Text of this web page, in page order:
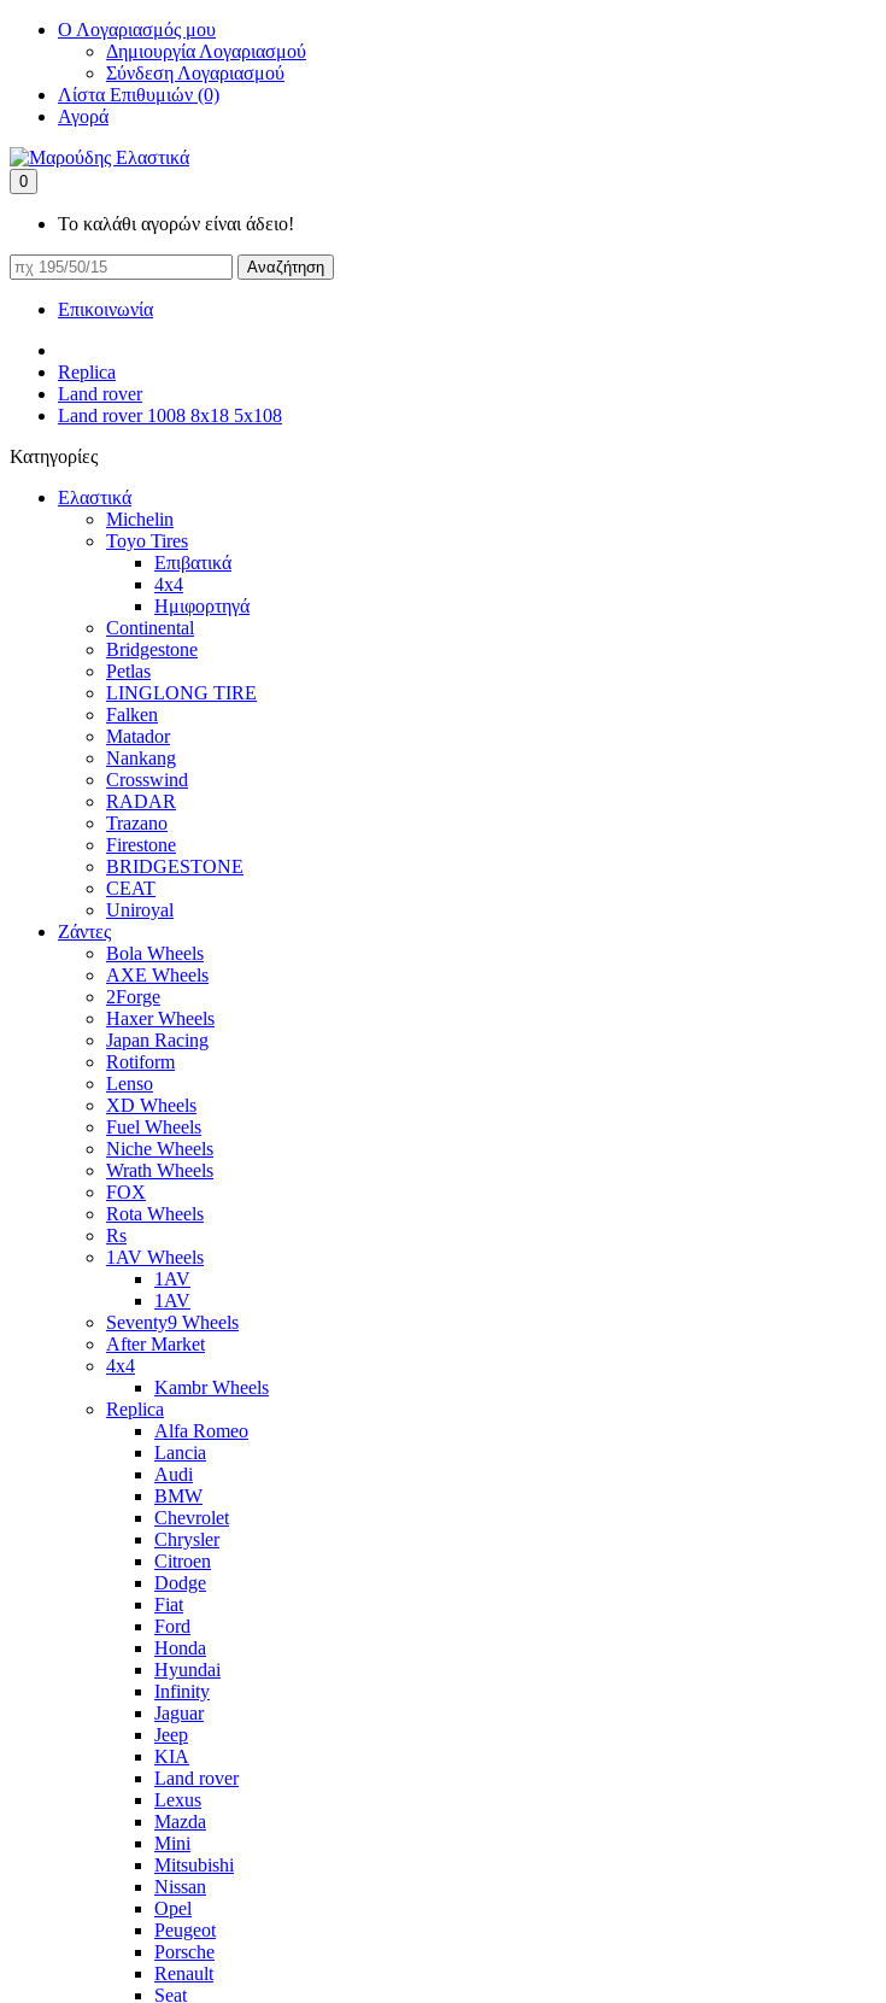
Ο Λογαριασμός μου
Δημιουργία Λογαριασμού
Σύνδεση Λογαριασμού
Λίστα Επιθυμιών (0)
Αγορά
0
Το καλάθι αγορών είναι άδειο!
Αναζήτηση
Επικοινωνία
Replica
Land rover
Land rover 1008 8x18 5x108
Κατηγορίες
Ελαστικά
Michelin
Toyo Tires
Επιβατικά
4x4
Ημιφορτηγά
Continental
Bridgestone
Petlas
LINGLONG TIRE
Falken
Matador
Nankang
Crosswind
RADAR
Trazano
Firestone
BRIDGESTONE
CEAT
Uniroyal
Ζάντες
Bola Wheels
AXE Wheels
2Forge
Haxer Wheels
Japan Racing
Rotiform
Lenso
XD Wheels
Fuel Wheels
Niche Wheels
Wrath Wheels
FOX
Rota Wheels
Rs
1AV Wheels
1AV
1AV
Seventy9 Wheels
After Market
4x4
Kambr Wheels
Replica
Alfa Romeo
Lancia
Audi
BMW
Chevrolet
Chrysler
Citroen
Dodge
Fiat
Ford
Honda
Hyundai
Infinity
Jaguar
Jeep
KIA
Land rover
Lexus
Mazda
Mini
Mitsubishi
Nissan
Opel
Peugeot
Porsche
Renault
Seat